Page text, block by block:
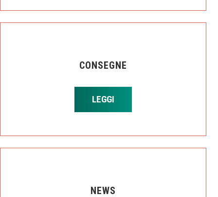
CONSEGNE
LEGGI
NEWS